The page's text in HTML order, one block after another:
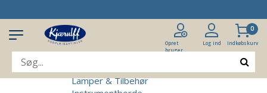
Opret
bruger
Log ind
0
Indkøbskurv
Klinikudstyr
Patientstole
Massagebrikse
Lamper & Tilbehør